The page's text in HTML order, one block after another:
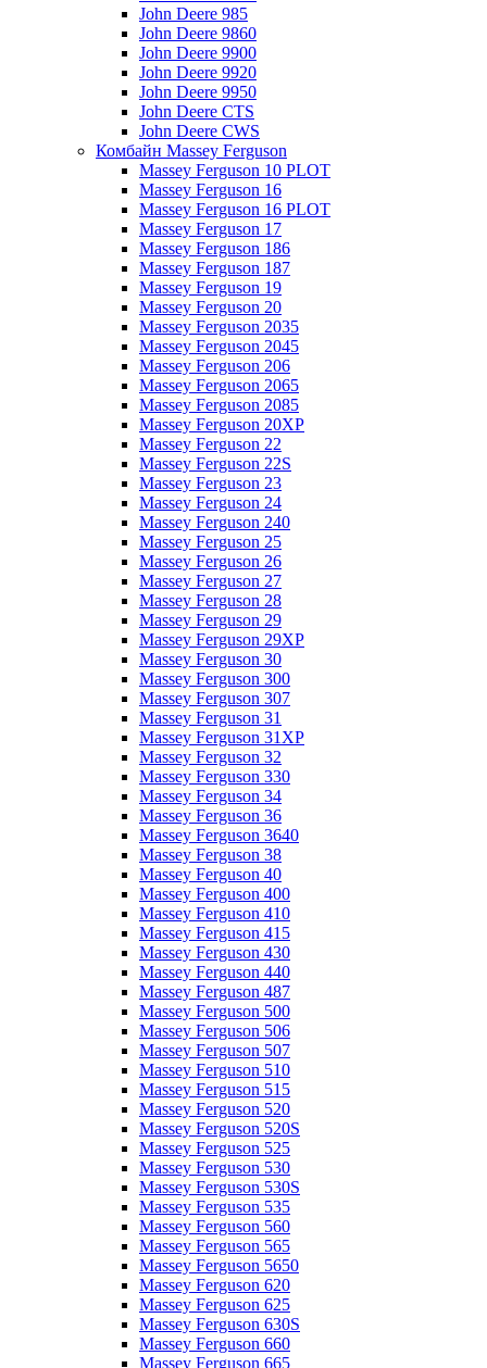
John Deere 985
John Deere 9860
John Deere 9900
John Deere 9920
John Deere 9950
John Deere CTS
John Deere CWS
Комбайн Massey Ferguson
Massey Ferguson 10 PLOT
Massey Ferguson 16
Massey Ferguson 16 PLOT
Massey Ferguson 17
Massey Ferguson 186
Massey Ferguson 187
Massey Ferguson 19
Massey Ferguson 20
Massey Ferguson 2035
Massey Ferguson 2045
Massey Ferguson 206
Massey Ferguson 2065
Massey Ferguson 2085
Massey Ferguson 20XP
Massey Ferguson 22
Massey Ferguson 22S
Massey Ferguson 23
Massey Ferguson 24
Massey Ferguson 240
Massey Ferguson 25
Massey Ferguson 26
Massey Ferguson 27
Massey Ferguson 28
Massey Ferguson 29
Massey Ferguson 29XP
Massey Ferguson 30
Massey Ferguson 300
Massey Ferguson 307
Massey Ferguson 31
Massey Ferguson 31XP
Massey Ferguson 32
Massey Ferguson 330
Massey Ferguson 34
Massey Ferguson 36
Massey Ferguson 3640
Massey Ferguson 38
Massey Ferguson 40
Massey Ferguson 400
Massey Ferguson 410
Massey Ferguson 415
Massey Ferguson 430
Massey Ferguson 440
Massey Ferguson 487
Massey Ferguson 500
Massey Ferguson 506
Massey Ferguson 507
Massey Ferguson 510
Massey Ferguson 515
Massey Ferguson 520
Massey Ferguson 520S
Massey Ferguson 525
Massey Ferguson 530
Massey Ferguson 530S
Massey Ferguson 535
Massey Ferguson 560
Massey Ferguson 565
Massey Ferguson 5650
Massey Ferguson 620
Massey Ferguson 625
Massey Ferguson 630S
Massey Ferguson 660
Massey Ferguson 665